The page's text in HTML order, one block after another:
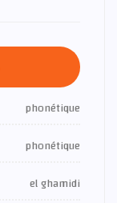
phonétique
phonétique
el ghamidi